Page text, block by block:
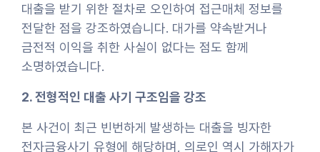
대출을 받기 위한 절차로 오인하여 접근매체 정보를
전달한 점을 강조하였습니다. 대가를 약속받거나
금전적 이익을 취한 사실이 없다는 점도 함께
소명하였습니다.
2. 전형적인 대출 사기 구조임을 강조
본 사건이 최근 빈번하게 발생하는 대출을 빙자한
전자금융사기 유형에 해당하며, 의로인 역시 가해자가